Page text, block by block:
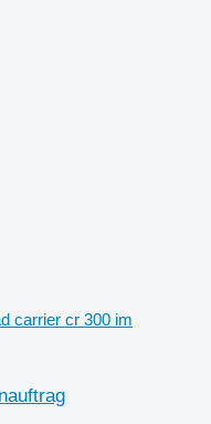
carrier cr 300 im